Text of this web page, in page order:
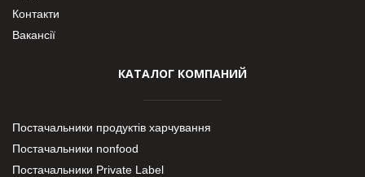
Контакти
Вакансії
КАТАЛОГ КОМПАНИЙ
Постачальники продуктів харчування
Постачальники nonfood
Постачальники Private Label